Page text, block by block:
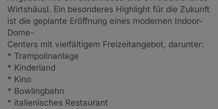
Wirtshäusl. Ein besonderes Highlight für die Zukunft
ist die geplante Eröffnung eines modernen Indoor-
Dome-
Centers mit vielfältigem Freizeitangebot, darunter:
* Trampolinanlage
* Kinderland
* Kino
* Bowlingbahn
* italienisches Restaurant